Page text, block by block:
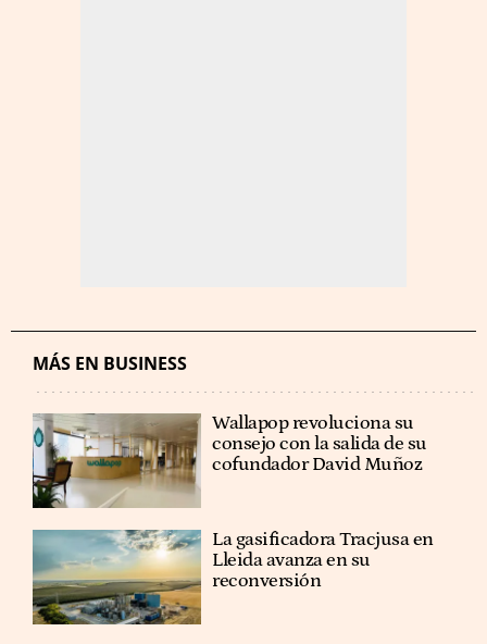
MÁS EN BUSINESS
Wallapop revoluciona su
consejo con la salida de su
cofundador David Muñoz
La gasificadora Tracjusa en
Lleida avanza en su
reconversión